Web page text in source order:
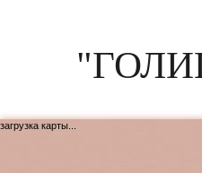
загрузка карты...